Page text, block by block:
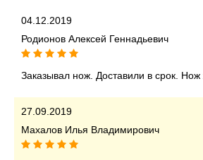
04.12.2019
Родионов Алексей Геннадьевич
Заказывал нож. Доставили в срок.
27.09.2019
Махалов Илья Владимирович